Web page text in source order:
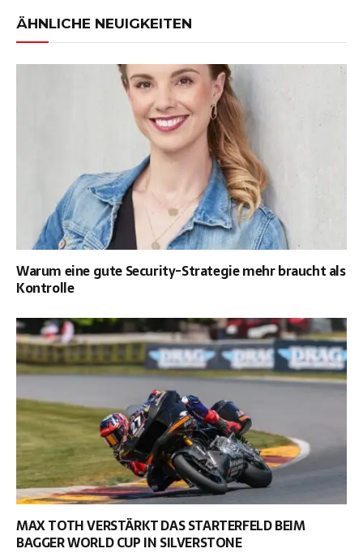
ÄHNLICHE NEUIGKEITEN
Warum eine gute Security-Strategie mehr braucht als
Kontrolle
MAX TOTH VERSTÄRKT DAS STARTERFELD BEIM
BAGGER WORLD CUP IN SILVERSTONE